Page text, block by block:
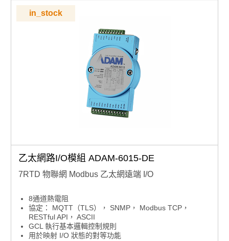
in_stock
乙太網路I/O模組 ADAM-6015-DE
7RTD 物聯網 Modbus 乙太網遠端 I/O
8通道熱電阻
協定： MQTT（TLS）， SNMP， Modbus TCP，
RESTful API， ASCII
GCL 執行基本邏輯控制規則
用於映射 I/O 狀態的對等功能